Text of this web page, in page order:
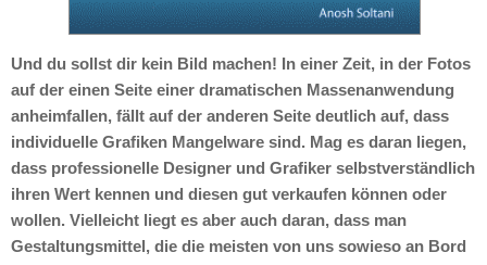
Und du sollst dir kein Bild machen! In einer Zeit, in der Fotos
auf der einen Seite einer dramatischen Massenanwendung
anheimfallen, fällt auf der anderen Seite deutlich auf, dass
individuelle Grafiken Mangelware sind. Mag es daran liegen,
dass professionelle Designer und Grafiker selbstverständlich
ihren Wert kennen und diesen gut verkaufen können oder
wollen. Vielleicht liegt es aber auch daran, dass man
Gestaltungsmittel, die die meisten von uns sowieso an Bord